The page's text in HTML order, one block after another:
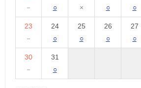
－
○
×
○
○
23
－
24
○
25
○
26
○
27
○
30
－
31
○